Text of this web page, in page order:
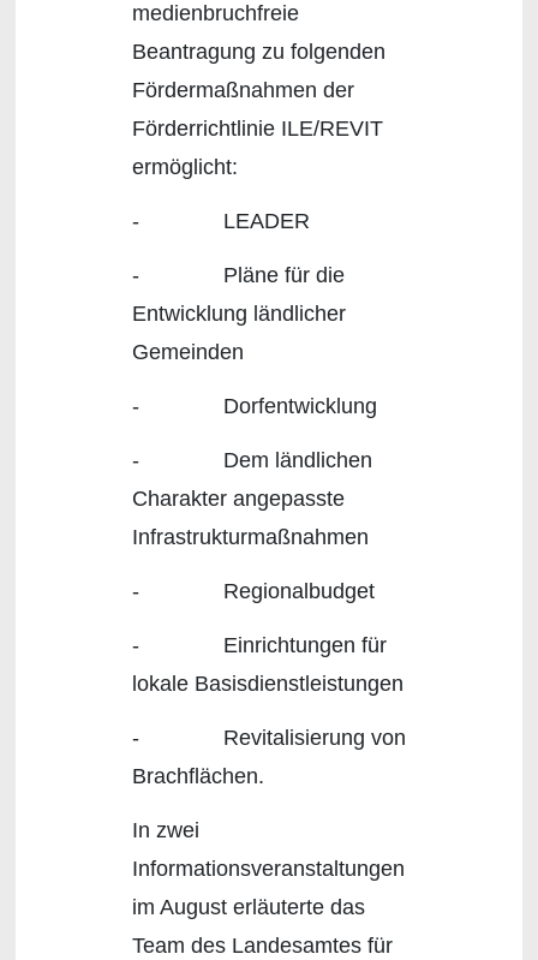
medienbruchfreie
Beantragung zu folgenden
Fördermaßnahmen der
Förderrichtlinie ILE/REVIT
ermöglicht:
- LEADER
- Pläne für die
Entwicklung ländlicher
Gemeinden
- Dorfentwicklung
- Dem ländlichen
Charakter angepasste
Infrastrukturmaßnahmen
- Regionalbudget
- Einrichtungen für
lokale Basisdienstleistungen
- Revitalisierung von
Brachflächen.
In zwei
Informationsveranstaltungen
im August erläuterte das
Team des Landesamtes für